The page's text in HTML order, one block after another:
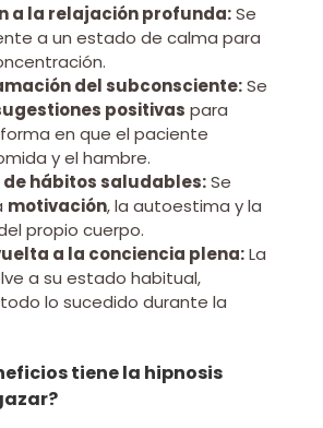
a la relajación profunda:Se
a un estado de calma para
del subconsciente:Se
positivas para
en que el paciente
y el hambre.
de hábitos saludables:Se
motivación, la autoestima y la
propio cuerpo.
a la conciencia plena:La
a su estado habitual,
lo sucedido durante la
tiene la hipnosis